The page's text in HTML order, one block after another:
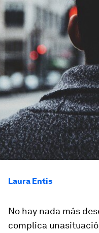
Laura Entis
No hay nada más
complica